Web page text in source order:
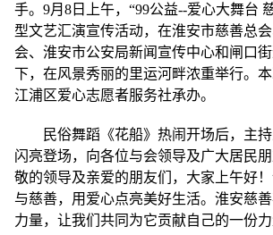
手。9月8日上午，“99公益--爱心大舞台
型文艺汇演宣传活动，在淮安市慈善总
会、淮安市公安局新闻宣传中心和闸口
下，在风景秀丽的里运河畔浓重举行。
江浦区爱心志愿者服务社承办。
民俗舞蹈《花船》热闹开场后，主
闪亮登场，向各位与会领导及广大居民
敬的领导及亲爱的朋友们，大家上午好
与慈善，用爱心点亮美好生活。淮安慈
力量，让我们共同为它贡献自己的一份力